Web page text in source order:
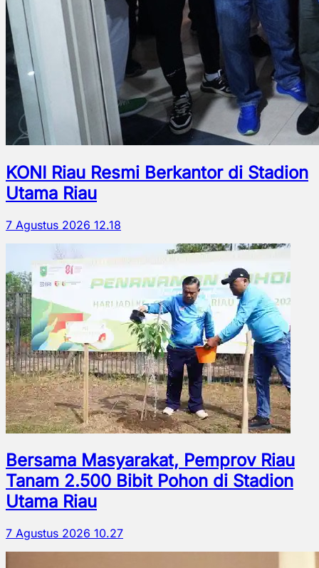
KONI Riau Resmi Berkantor di Stadion
Utama Riau
7 Agustus 2026 12.18
Bersama Masyarakat, Pemprov Riau
Tanam 2.500 Bibit Pohon di Stadion
Utama Riau
7 Agustus 2026 10.27